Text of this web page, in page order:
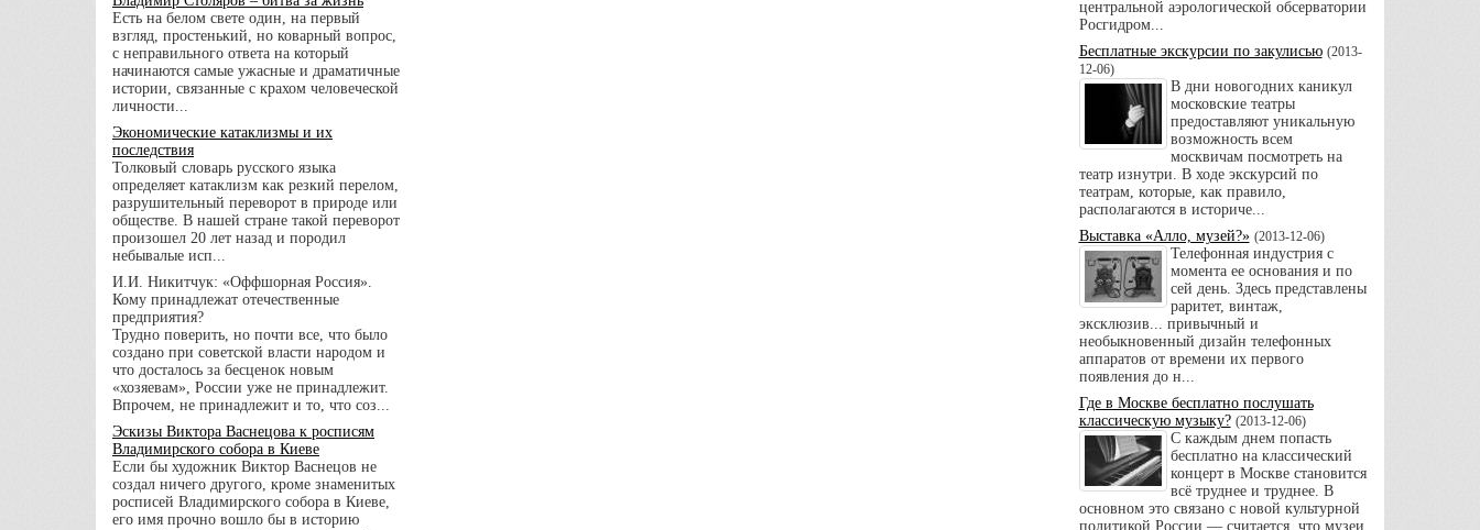
Есть на белом свете один, на первый
взгляд, простенький, но коварный вопрос,
с неправильного ответа на который
начинаются самые ужасные и драматичные
истории, связанные с крахом человеческой
личности...
Экономические катаклизмы и их
последствия
Толковый словарь русского языка
определяет катаклизм как резкий перелом,
разрушительный переворот в природе или
обществе. В нашей стране такой переворот
произошел 20 лет назад и породил
небывалые исп...
И.И. Никитчук: «Оффшорная Россия».
Кому принадлежат отечественные
предприятия?
Трудно поверить, но почти все, что было
создано при советской власти народом и
что досталось за бесценок новым
«хозяевам», России уже не принадлежит.
Впрочем, не принадлежит и то, что соз...
Эскизы Виктора Васнецова к росписям
Владимирского собора в Киеве
Если бы художник Виктор Васнецов не
создал ничего другого, кроме знаменитых
росписей Владимирского собора в Киеве,
его имя прочно вошло бы в историю
центральной аэрологической обсерватории
Росгидром...
Бесплатные экскурсии по закулисью (2013-
12-06)
В дни новогодних каникул
московские театры
предоставляют уникальную
возможность всем
москвичам посмотреть на
театр изнутри. В ходе экскурсий по
театрам, которые, как правило,
располагаются в историче...
Выставка «Алло, музей?» (2013-12-06)
Телефонная индустрия с
момента ее основания и по
сей день. Здесь представлены
раритет, винтаж,
эксклюзив... привычный и
необыкновенный дизайн телефонных
аппаратов от времени их первого
появления до н...
Где в Москве бесплатно послушать
классическую музыку? (2013-12-06)
С каждым днем попасть
бесплатно на классический
концерт в Москве становится
всё труднее и труднее. В
основном это связано с новой культурной
политикой России — считается, что музеи